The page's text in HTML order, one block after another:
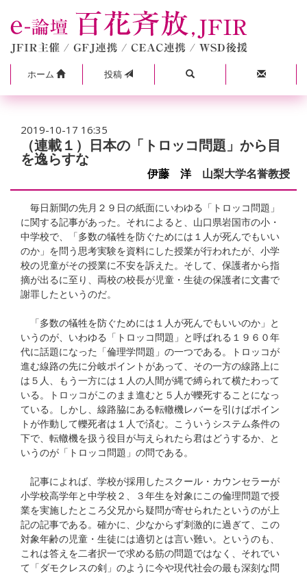
ホーム 投稿
2019-10-17 16:35
（連載１）日本の「トロッコ問題」から目
を逸らすな
伊藤 洋山梨大学名誉教授
毎日新聞の先月２９日の紙面にいわゆる「トロッコ問題」
に関する記事があった。それによると、山口県岩国市の小・
中学校で、「多数の犠牲を防ぐためには１人が死んでもいい
のか」を問う思考実験を資料にした授業が行われたが、小学
校の児童がその授業に不安を訴えた。そして、保護者から指
摘が出るに至り、両校の校長が児童・生徒の保護者に文書で
謝罪したというのだ。
「多数の犠牲を防ぐためには１人が死んでもいいのか」と
いうのが、いわゆる「トロッコ問題」と呼ばれる１９６０年
代に話題になった「倫理学問題」の一つである。トロッコが
進む線路の先に分岐ポイントがあって、その一方の線路上に
は５人、もう一方には１人の人間が縄で縛られて横たわって
いる。トロッコがこのまま進むと５人が轢死することになっ
ている。しかし、線路脇にある転轍機レバーを引けばポイン
トが作動して轢死者は１人で済む。こういうシステム条件の
下で、転轍機を扱う役目が与えられたら君はどうするか、と
いうのが「トロッコ問題」の問である。
記事によれば、学校が採用したスクール・カウンセラーが
小学校高学年と中学校２、３年生を対象にこの倫理問題で授
業を実施したところ父兄から疑問が寄せられたというのが上
記の記事である。確かに、少なからず刺激的に過ぎて、この
対象年齢の児童・生徒には適切とは言い難い。というのも、
これは答えを二者択一で求める筋の問題ではなく、それでい
て「ダモクレスの剣」のように今や現代社会の最も深刻な問